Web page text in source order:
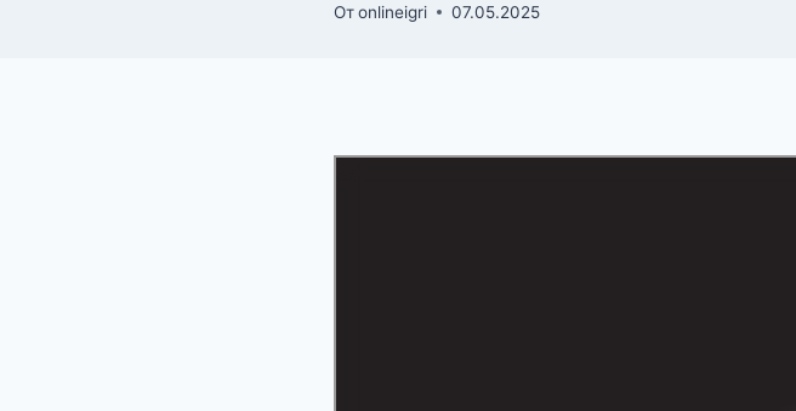
Отonlineigri 07.05.2025